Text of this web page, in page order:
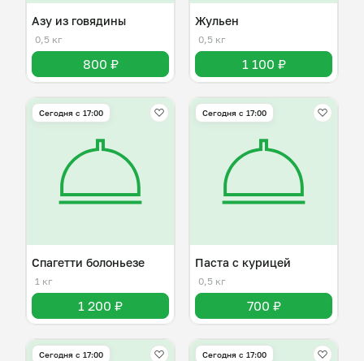
Азу из говядины
0,5 кг
800 ₽
Жульен
0,5 кг
1 100 ₽
Сегодня с 17:00
Спагетти болоньезе
1 кг
1 200 ₽
Сегодня с 17:00
Паста с курицей
0,5 кг
700 ₽
Сегодня с 17:00 Сегодня с 17:00